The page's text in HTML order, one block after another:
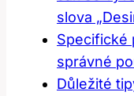
slova
Specifické
správné
Důležité